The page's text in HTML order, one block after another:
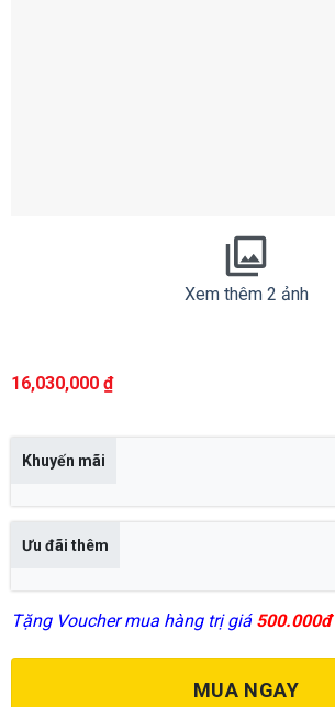
Xem thêm 2 ảnh
16,030,000 ₫
Khuyến mãi
Ưu đãi thêm
Tặng Voucher mua hàng trị giá 500.000đ
MUA NGAY